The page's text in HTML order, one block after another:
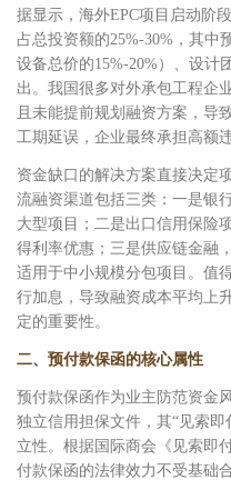
据显示，海外EPC项目启动阶
占总投资额的25%-30%，其中
设备总价的15%-20%）、设计
出。我国很多对外承包工程企
且未能提前规划融资方案，导
工期延误，企业最终承担高额
资金缺口的解决方案直接决定
流融资渠道包括三类：一是银
大型项目；二是出口信用保险
得利率优惠；三是供应链金融
适用于中小规模分包项目。值
行加息，导致融资成本平均上
定的重要性。
二、预付款保函的核心属性
预付款保函作为业主防范资金
独立信用担保文件，其“见索
立性。根据国际商会《见索即
付款保函的法律效力不受基础